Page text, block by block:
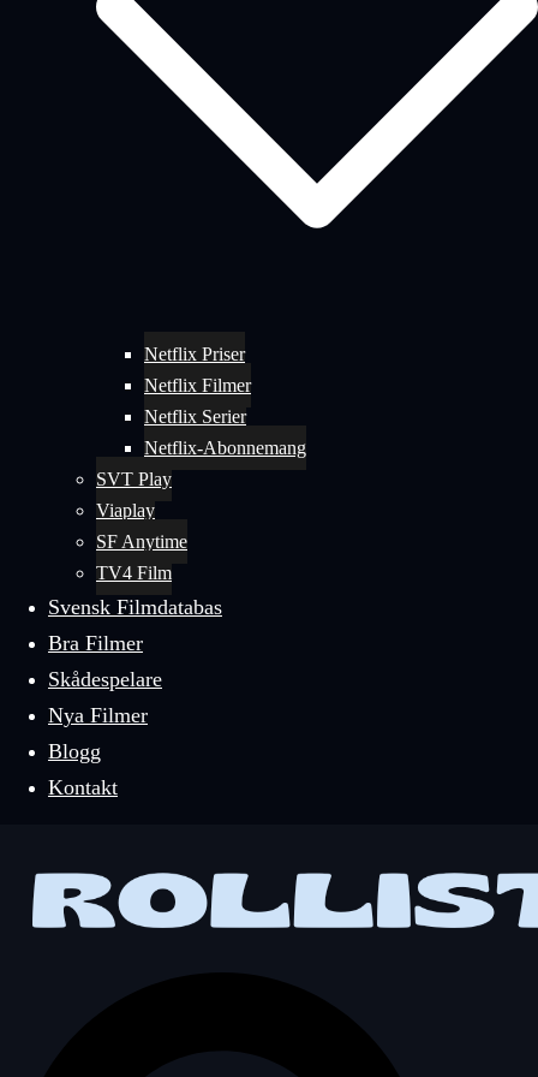
Netflix Priser
Netflix Filmer
Netflix Serier
Netflix-Abonnemang
SVT Play
Viaplay
SF Anytime
TV4 Film
Svensk Filmdatabas
Bra Filmer
Skådespelare
Nya Filmer
Blogg
Kontakt